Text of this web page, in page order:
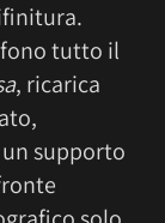
tutto il
, ricarica
supporto